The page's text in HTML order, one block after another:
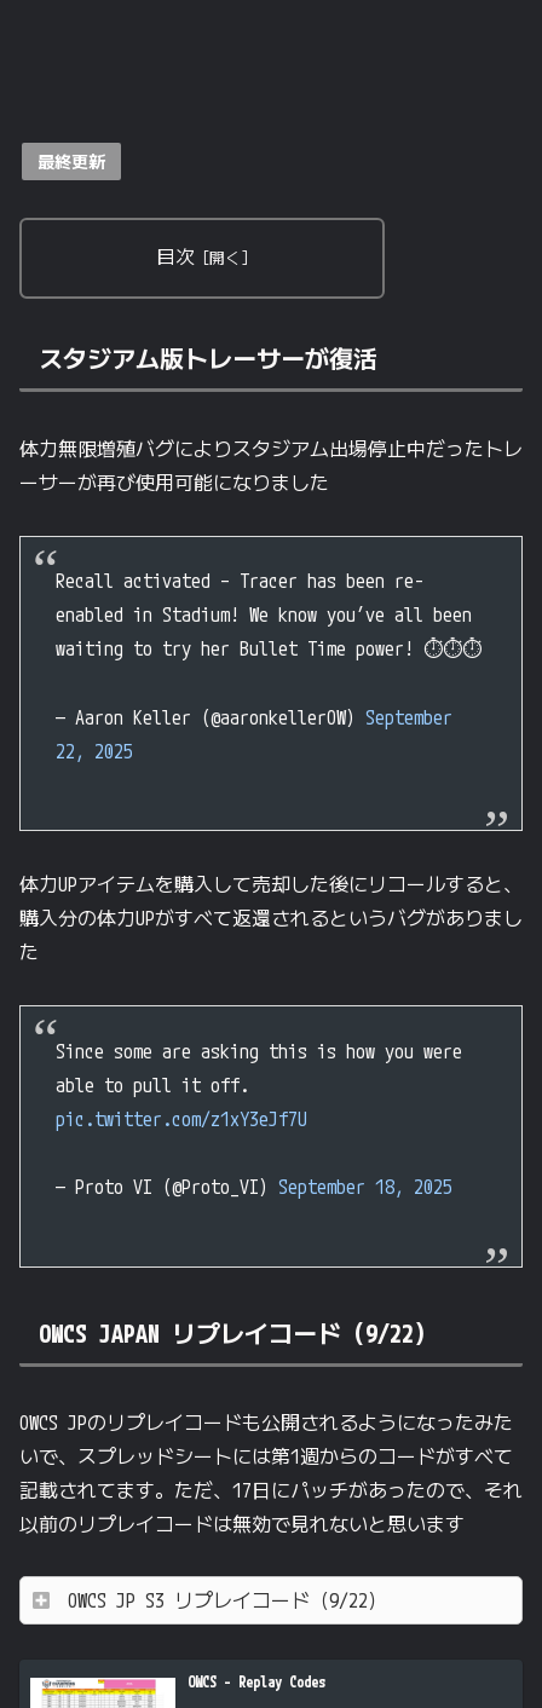
最終更新
目次
スタジアム版トレーサーが復活
体力無限増殖バグによりスタジアム出場停止中だったトレ
ーサーが再び使用可能になりました
Recall activated – Tracer has been re-
enabled in Stadium! We know you’ve all been
waiting to try her Bullet Time power! ⏱️⏱️⏱️
— Aaron Keller (@aaronkellerOW) September
22, 2025
体力UPアイテムを購入して売却した後にリコールすると、
購入分の体力UPがすべて返還されるというバグがありまし
た
Since some are asking this is how you were
able to pull it off.
pic.twitter.com/z1xY3eJf7U
— Proto VI (@Proto_VI) September 18, 2025
OWCS JAPAN リプレイコード（9/22）
OWCS JPのリプレイコードも公開されるようになったみた
いで、スプレッドシートには第1週からのコードがすべて
記載されてます。ただ、17日にパッチがあったので、それ
以前のリプレイコードは無効で見れないと思います
OWCS JP S3 リプレイコード（9/22）
OWCS - Replay Codes